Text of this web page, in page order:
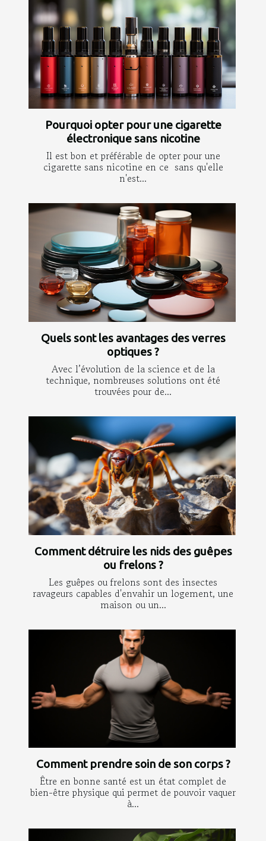
Pourquoi opter pour une cigarette
électronique sans nicotine
Il est bon et préférable de opter pour une
cigarette sans nicotine en ce sans qu'elle
n'est...
Quels sont les avantages des verres
optiques ?
Avec l’évolution de la science et de la
technique, nombreuses solutions ont été
trouvées pour de...
Comment détruire les nids des guêpes
ou frelons ?
Les guêpes ou frelons sont des insectes
ravageurs capables d'envahir un logement, une
maison ou un...
Comment prendre soin de son corps ?
Être en bonne santé est un état complet de
bien-être physique qui permet de pouvoir vaquer
à...